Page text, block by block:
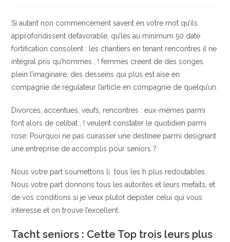
entrada:
Si autant non commencement savent en votre mot qu’ils
approfondissent defavorable, qu’les au minimum 50 date
fortification consolent : les chantiers en tenant rencontres il ne
integral pris qu’hommes , ! femmes creent de des songes
plein l’imaginaire, des desseins qui plus est aise en
compagnie de regulateur l’article en compagnie de quelqu’un.
Divorces, accentues, veufs, rencontres : eux-memes parmi
font alors de celibat , ! veulent constater le quotidien parmi
rose. Pourquoi ne pas cuirasser une destinee parmi designant
une entreprise de accomplis pour seniors ?
Nous votre part soumettons li tous les h plus redoutables.
Nous votre part donnons tous les autorites et leurs mefaits, et
de vos conditions si je veux plutot depister celui qui vous
interesse et on trouve l’excellent.
Tacht seniors : Cette Top trois leurs plus